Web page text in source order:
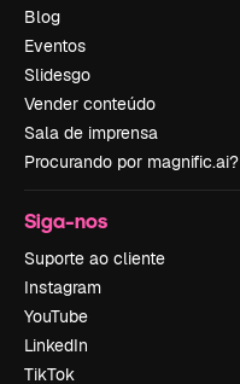
Blog
Eventos
Slidesgo
Vender conteúdo
Sala de imprensa
Procurando por magnific.ai?
Siga-nos
Suporte ao cliente
Instagram
YouTube
LinkedIn
TikTok